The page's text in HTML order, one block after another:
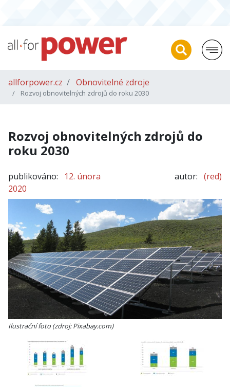
allforpower.cz Obnovitelné zdroje
Rozvoj obnovitelných zdrojů do roku 2030
Rozvoj obnovitelných zdrojů do
roku 2030
publikováno:
12. února
2020
autor: (red)
Ilustrační foto (zdroj: Pixabay.com)